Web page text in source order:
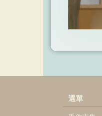
選單